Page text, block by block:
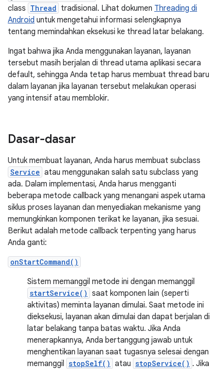
class Thread tradisional. Lihat dokumen Threading di
Android untuk mengetahui informasi selengkapnya
tentang memindahkan eksekusi ke thread latar belakang.
Ingat bahwa jika Anda menggunakan layanan, layanan
tersebut masih berjalan di thread utama aplikasi secara
default, sehingga Anda tetap harus membuat thread baru
dalam layanan jika layanan tersebut melakukan operasi
yang intensif atau memblokir.
Dasar-dasar
Untuk membuat layanan, Anda harus membuat subclass
Service atau menggunakan salah satu subclass yang
ada. Dalam implementasi, Anda harus mengganti
beberapa metode callback yang menangani aspek utama
siklus proses layanan dan menyediakan mekanisme yang
memungkinkan komponen terikat ke layanan, jika sesuai.
Berikut adalah metode callback terpenting yang harus
Anda ganti:
onStartCommand()
Sistem memanggil metode ini dengan memanggil
startService() saat komponen lain (seperti
aktivitas) meminta layanan dimulai. Saat metode ini
dieksekusi, layanan akan dimulai dan dapat berjalan di
latar belakang tanpa batas waktu. Jika Anda
menerapkannya, Anda bertanggung jawab untuk
menghentikan layanan saat tugasnya selesai dengan
memanggil stopSelf() atau stopService() . Jika